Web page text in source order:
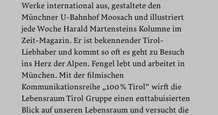
Werke international aus, gestaltete den
Münchner U-Bahnhof Moosach und illustriert
jede Woche Harald Martensteins Kolumne im
Zeit-Magazin. Er ist bekennender Tirol-
Liebhaber und kommt so oft es geht zu Besuch
ins Herz der Alpen. Fengel lebt und arbeitet in
München. Mit der filmischen
Kommunikationsreihe „100 % Tirol“ wirft die
Lebensraum Tirol Gruppe einen enttabuisierten
Blick auf unseren Lebensraum und versucht die